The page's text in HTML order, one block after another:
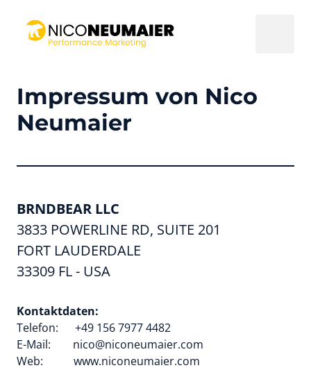
Impressum von Nico
Neumaier
BRNDBEAR LLC
3833 POWERLINE RD, SUITE 201
FORT LAUDERDALE
33309 FL - USA
Kontaktdaten:
Telefon:      +49 156 7977 4482
E-Mail:        nico@niconeumaier.com
Web:           www.niconeumaier.com